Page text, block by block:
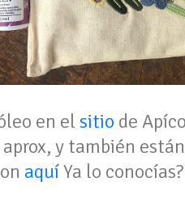
en el sitio de
y también
aquíYa lo